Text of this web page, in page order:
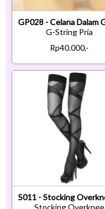
G-String Pria
Rp40.000,-
Stocking Overknee